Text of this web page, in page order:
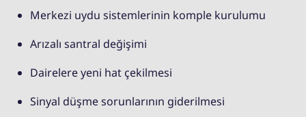
Merkezi uydu sistemlerinin komple kurulumu
Arızalı santral değişimi
Dairelere yeni hat çekilmesi
Sinyal düşme sorunlarının giderilmesi